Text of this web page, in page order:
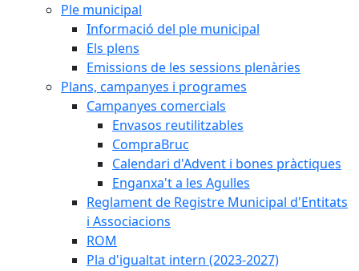
Ple municipal
Informació del ple municipal
Els plens
Emissions de les sessions plenàries
Plans, campanyes i programes
Campanyes comercials
Envasos reutilitzables
CompraBruc
Calendari d'Advent i bones pràctiques
Enganxa't a les Agulles
Reglament de Registre Municipal d'Entitats
i Associacions
ROM
Pla d'igualtat intern (2023-2027)